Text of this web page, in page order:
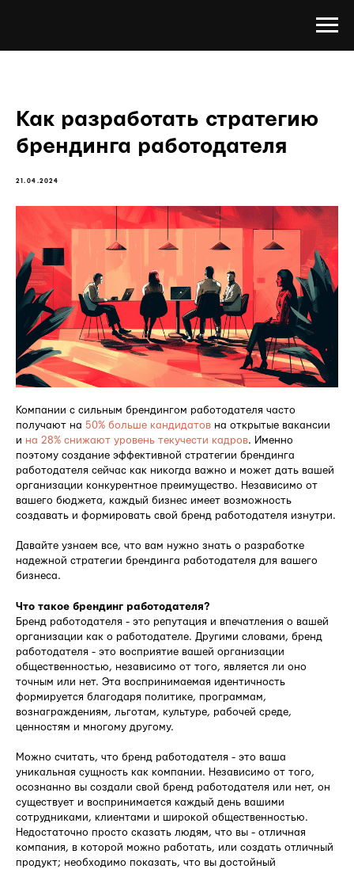
Как разработать стратегию
брендинга работодателя
21.04.2024
Компании с сильным брендингом работодателя часто
получают на 50% больше кандидатов на открытые вакансии
и на 28% снижают уровень текучести кадров. Именно
поэтому создание эффективной стратегии брендинга
работодателя сейчас как никогда важно и может дать вашей
организации конкурентное преимущество. Независимо от
вашего бюджета, каждый бизнес имеет возможность
создавать и формировать свой бренд работодателя изнутри.
Давайте узнаем все, что вам нужно знать о разработке
надежной стратегии брендинга работодателя для вашего
бизнеса.
Что такое брендинг работодателя?
Бренд работодателя - это репутация и впечатления о вашей
организации как о работодателе. Другими словами, бренд
работодателя - это восприятие вашей организации
общественностью, независимо от того, является ли оно
точным или нет. Эта воспринимаемая идентичность
формируется благодаря политике, программам,
вознаграждениям, льготам, культуре, рабочей среде,
ценностям и многому другому.
Можно считать, что бренд работодателя - это ваша
уникальная сущность как компании. Независимо от того,
осознанно вы создали свой бренд работодателя или нет, он
существует и воспринимается каждый день вашими
сотрудниками, клиентами и широкой общественностью.
Недостаточно просто сказать людям, что вы - отличная
компания, в которой можно работать, или создать отличный
продукт; необходимо показать, что вы достойный